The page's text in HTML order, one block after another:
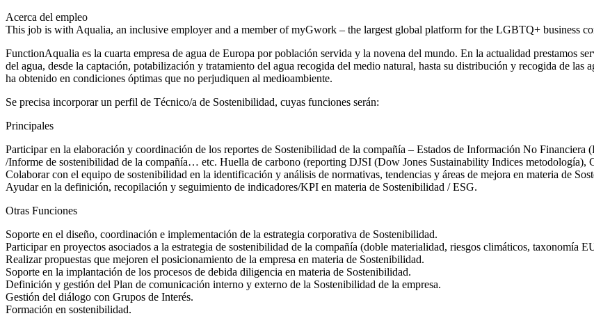
Acerca del empleo
This job is with Aqualia, an inclusive employer and a member of myGwork – the largest global platform for the LGBTQ+ business
FunctionAqualia es la cuarta empresa de agua de Europa por población servida y la novena del mundo. En la actualidad prestamos
del agua, desde la captación, potabilización y tratamiento del agua recogida del medio natural, hasta su distribución y recogida de las
ha obtenido en condiciones óptimas que no perjudiquen al medioambiente.
Se precisa incorporar un perfil de Técnico/a de Sostenibilidad, cuyas funciones serán:
Principales
Participar en la elaboración y coordinación de los reportes de Sostenibilidad de la compañía – Estados de Información No
/Informe de sostenibilidad de la compañía… etc. Huella de carbono (reporting DJSI (Dow Jones Sustainability Indices metodología),
Colaborar con el equipo de sostenibilidad en la identificación y análisis de normativas, tendencias y áreas de mejora en materia de
Ayudar en la definición, recopilación y seguimiento de indicadores/KPI en materia de Sostenibilidad / ESG.
Otras Funciones
Soporte en el diseño, coordinación e implementación de la estrategia corporativa de Sostenibilidad.
Participar en proyectos asociados a la estrategia de sostenibilidad de la compañía (doble materialidad, riesgos climáticos, taxonomía
Realizar propuestas que mejoren el posicionamiento de la empresa en materia de Sostenibilidad.
Soporte en la implantación de los procesos de debida diligencia en materia de Sostenibilidad.
Definición y gestión del Plan de comunicación interno y externo de la Sostenibilidad de la empresa.
Gestión del diálogo con Grupos de Interés.
Formación en sostenibilidad.